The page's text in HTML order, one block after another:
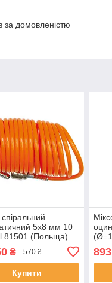
за домовленістю
5х8 мм 10
81501 (Польща)
₴ 570 ₴
Купити
893